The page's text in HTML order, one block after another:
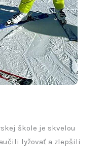
škole je skvelou
lyžovať a zlepšili